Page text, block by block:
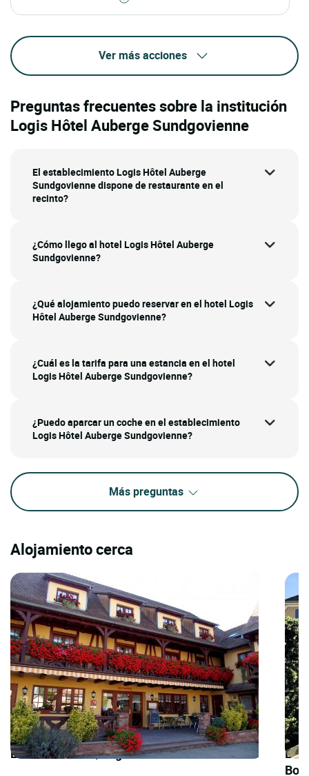
Ver más acciones
Preguntas frecuentes sobre la institución
Logis Hôtel Auberge Sundgovienne
El establecimiento Logis Hôtel Auberge
Sundgovienne dispone de restaurante en el
recinto?
¿Cómo llego al hotel Logis Hôtel Auberge
Sundgovienne?
¿Qué alojamiento puedo reservar en el hotel Logis
Hôtel Auberge Sundgovienne?
¿Cuál es la tarifa para una estancia en el hotel
Logis Hôtel Auberge Sundgovienne?
¿Puedo aparcar un coche en el establecimiento
Logis Hôtel Auberge Sundgovienne?
Más preguntas
Alojamiento cerca
LOGIS HOTELS | Logis Hôtel Au Soleil